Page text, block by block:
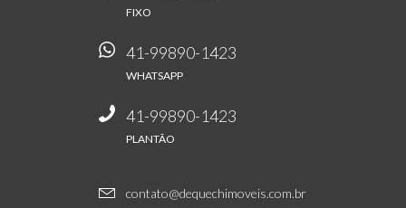
FIXO
41-99890-1423
WHATSAPP
41-99890-1423
PLANTÃO
contato@dequechimoveis.com.br